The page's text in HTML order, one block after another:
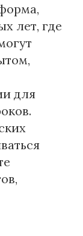
лет, где
для